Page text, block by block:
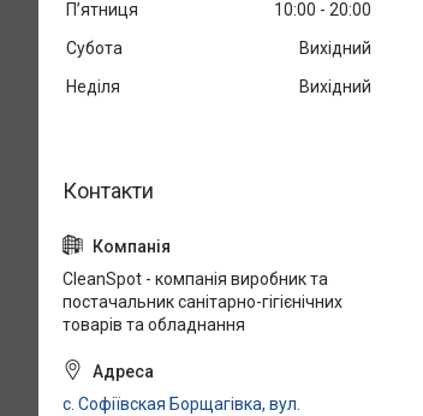
Пʼятниця
10:00
20:00
Субота
Вихідний
Неділя
Вихідний
CleanSpot - компанія виробник та
постачальник санітарно-гігієнічних
товарів та обладнання
с. Софіївская Борщагівка, вул.